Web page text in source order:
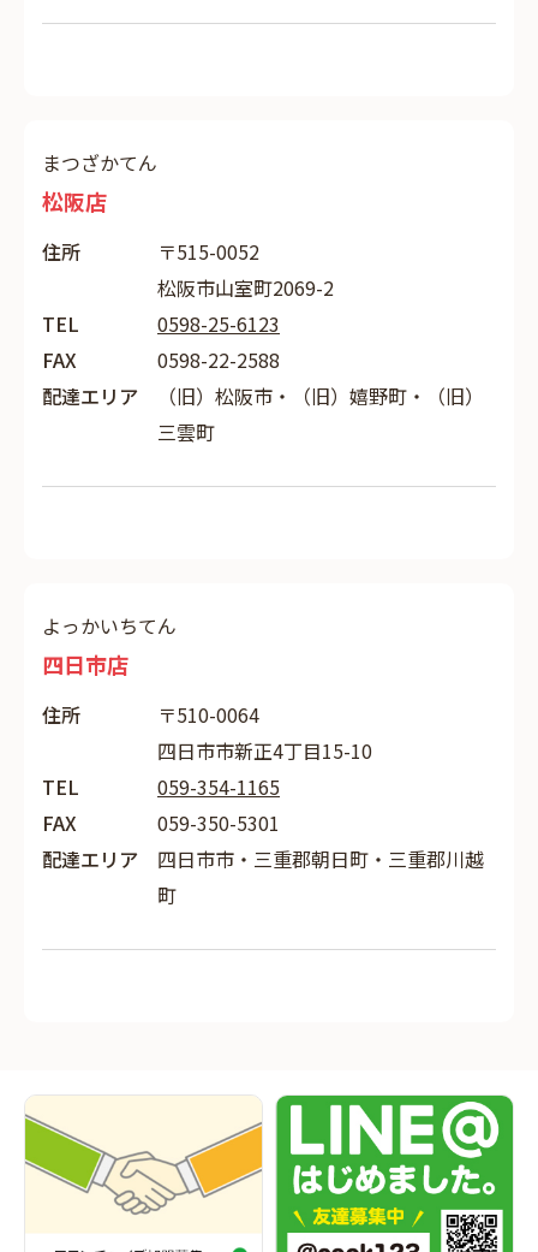
まつざかてん
松阪店
住所
〒515-0052
松阪市山室町2069-2
TEL
0598-25-6123
FAX
0598-22-2588
配達エリア
（旧）松阪市・（旧）嬉野町・（旧）
三雲町
よっかいちてん
四日市店
住所
〒510-0064
四日市市新正4丁目15-10
TEL
059-354-1165
FAX
059-350-5301
配達エリア
四日市市・三重郡朝日町・三重郡川越
町